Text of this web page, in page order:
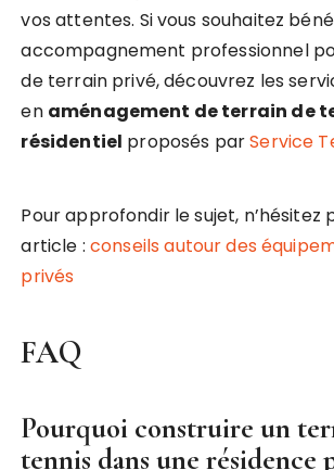
vos attentes. Si vous souhaitez
accompagnement professionnel
de terrain privé, découvrez les
en aménagement de terrain de
résidentiel proposés parService
Pour approfondir le sujet, n’hésitez
article : conseils autour des
privés
FAQ
Pourquoi construire un
tennis dans une résidence